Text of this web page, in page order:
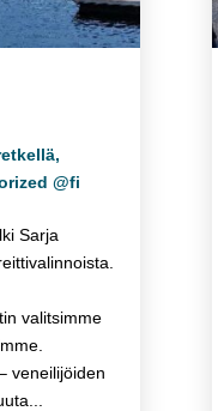
,
@fi
Sarja
valitsimme
veneilijöiden